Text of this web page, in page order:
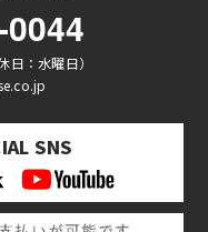
：水曜日）
SNS